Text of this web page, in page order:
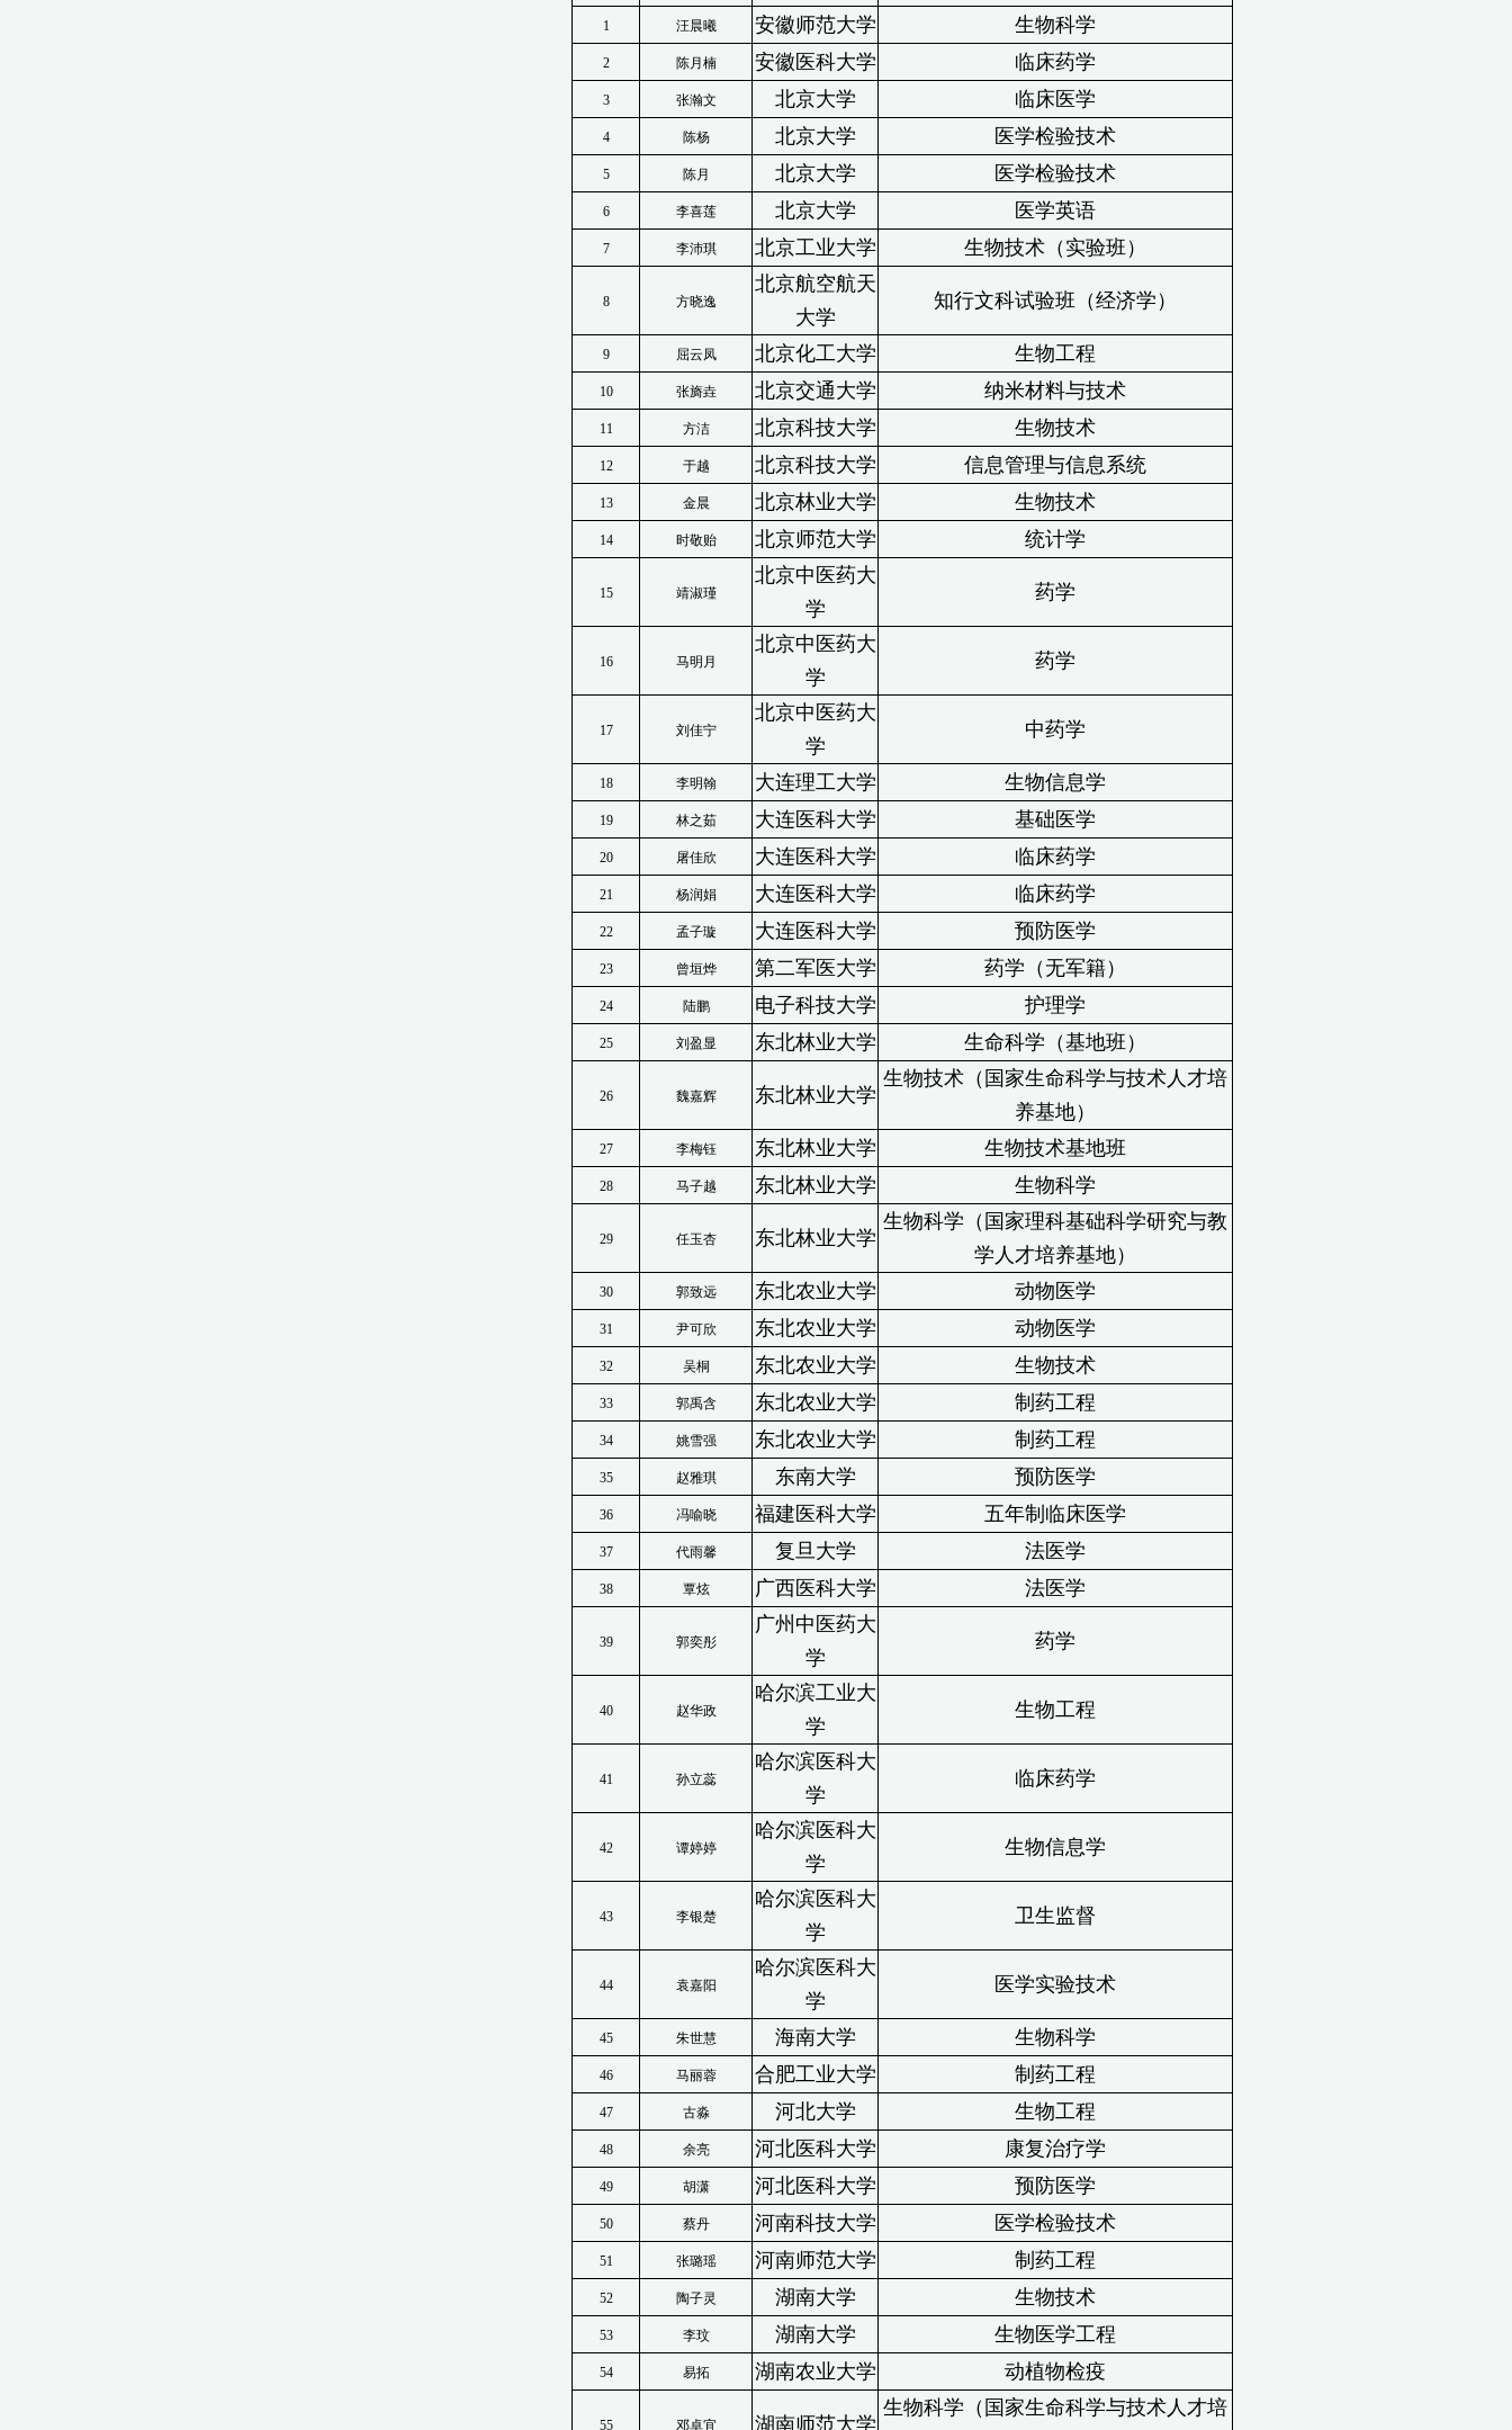
1 汪晨曦 安徽师范大学 生物科学
2 陈月楠 安徽医科大学 临床药学
3 张瀚文 北京大学 临床医学
4 陈杨 北京大学 医学检验技术
5 陈月 北京大学 医学检验技术
6 李喜莲 北京大学 医学英语
7 李沛琪 北京工业大学 生物技术（实验班）
8 方晓逸
北京航空航天
大学
知行文科试验班（经济学）
9 屈云凤 北京化工大学 生物工程
10 张旖垚 北京交通大学 纳米材料与技术
11 方洁 北京科技大学 生物技术
12 于越 北京科技大学 信息管理与信息系统
13 金晨 北京林业大学 生物技术
14 时敬贻 北京师范大学 统计学
15 靖淑瑾
北京中医药大
学
药学
16 马明月
北京中医药大
学
药学
17 刘佳宁
北京中医药大
学
中药学
18 李明翰 大连理工大学 生物信息学
19 林之茹 大连医科大学 基础医学
20 屠佳欣 大连医科大学 临床药学
21 杨润娟 大连医科大学 临床药学
22 孟子璇 大连医科大学 预防医学
23 曾垣烨 第二军医大学 药学（无军籍）
24 陆鹏 电子科技大学 护理学
25 刘盈显 东北林业大学 生命科学（基地班）
26 魏嘉辉 东北林业大学
生物技术（国家生命科学与技术人才培
养基地）
27 李梅钰 东北林业大学 生物技术基地班
28 马子越 东北林业大学 生物科学
29 任玉杏 东北林业大学
生物科学（国家理科基础科学研究与教
学人才培养基地）
30 郭致远 东北农业大学 动物医学
31 尹可欣 东北农业大学 动物医学
32 吴桐 东北农业大学 生物技术
33 郭禹含 东北农业大学 制药工程
34 姚雪强 东北农业大学 制药工程
35 赵雅琪 东南大学 预防医学
36 冯喻晓 福建医科大学 五年制临床医学
37 代雨馨 复旦大学 法医学
38 覃炫 广西医科大学 法医学
39 郭奕彤
广州中医药大
学
药学
40 赵华政
哈尔滨工业大
学
生物工程
41 孙立蕊
哈尔滨医科大
学
临床药学
42 谭婷婷
哈尔滨医科大
学
生物信息学
43 李银楚
哈尔滨医科大
学
卫生监督
44 袁嘉阳
哈尔滨医科大
学
医学实验技术
45 朱世慧 海南大学 生物科学
46 马丽蓉 合肥工业大学 制药工程
47 古淼 河北大学 生物工程
48 余亮 河北医科大学 康复治疗学
49 胡潇 河北医科大学 预防医学
50 蔡丹 河南科技大学 医学检验技术
51 张璐瑶 河南师范大学 制药工程
52 陶子灵 湖南大学 生物技术
53 李玟 湖南大学 生物医学工程
54 易拓 湖南农业大学 动植物检疫
55 邓卓宜 湖南师范大学
生物科学（国家生命科学与技术人才培